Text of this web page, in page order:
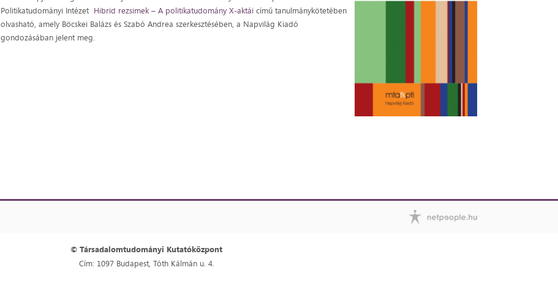
Politikatudományi Intézet Hibrid rezsimek – A politikatudomány X-aktái című tanulmánykötetében
olvasható, amely Böcskei Balázs és Szabó Andrea szerkesztésében, a Napvilág Kiadó
gondozásában jelent meg.
© Társadalomtudományi Kutatóközpont
Cím: 1097 Budapest, Tóth Kálmán u. 4.